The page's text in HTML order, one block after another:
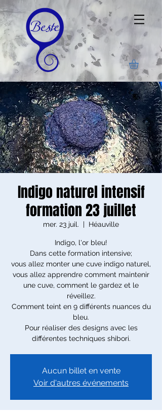
Indigo naturel intensif
formation 23 juillet
mer. 23 juil.
  |
Héauville
Indigo, l'or bleu!
Dans cette formation intensive;
vous allez monter une cuve indigo naturel,
vous allez apprendre comment maintenir
une cuve, comment le gardez et le
réveillez.
Comment teint en 9 différents nuances du
bleu.
Pour réaliser des designs avec les
différentes techniques shibori.
Aucun billet en vente
Voir d'autres événements